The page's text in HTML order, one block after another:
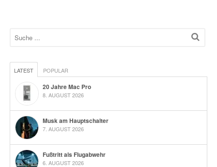
LATEST POPULAR
20 Jahre Mac Pro
8. AUGUST 2026
Musk am Hauptschalter
7. AUGUST 2026
Fußtritt als Flugabwehr
6. AUGUST 2026